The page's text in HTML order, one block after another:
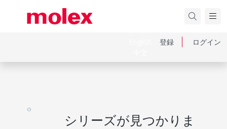
登録 ログイン
シリーズが見つかりま